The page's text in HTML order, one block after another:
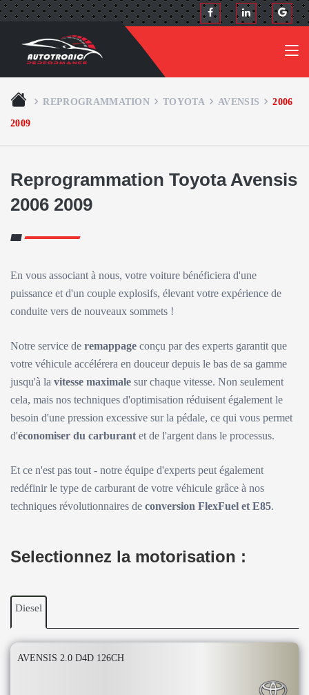
REPROGRAMMATION TOYOTA AVENSIS
2006
2009
Reprogrammation Toyota Avensis
2006 2009
En vous associant à nous, votre voiture bénéficiera d'une
puissance et d'un couple explosifs, élevant votre expérience de
conduite vers de nouveaux sommets !
Notre service de remappage conçu par des experts garantit que
votre véhicule accélérera en douceur depuis le bas de sa gamme
jusqu'à la vitesse maximale sur chaque vitesse. Non seulement
cela, mais nos techniques d'optimisation réduisent également le
besoin d'une pression excessive sur la pédale, ce qui vous permet
d'économiser du carburant et de l'argent dans le processus.
Et ce n'est pas tout - notre équipe d'experts peut également
redéfinir le type de carburant de votre véhicule grâce à nos
techniques révolutionnaires de conversion FlexFuel et E85.
Selectionnez la motorisation :
Diesel
AVENSIS 2.0 D4D 126CH